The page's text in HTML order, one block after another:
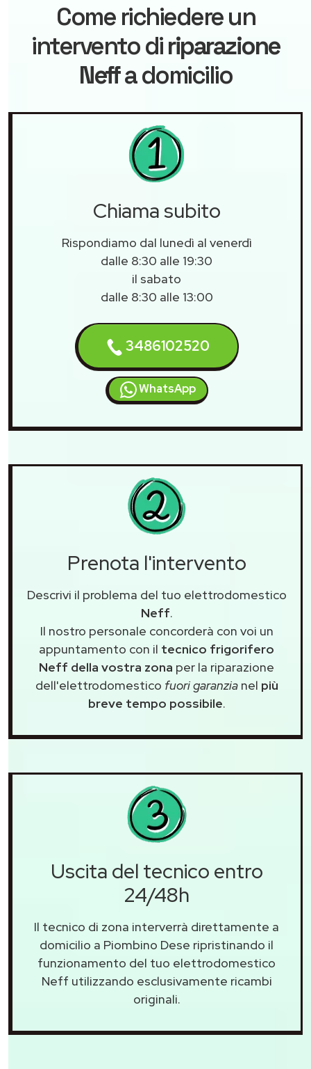
Come richiedere un
intervento diriparazione
Neffa domicilio
Chiama subito
Rispondiamo dal lunedì al venerdì
dalle 8:30 alle 19:30
il sabato
dalle 8:30 alle 13:00
3486102520
WhatsApp
Prenota l'intervento
Descrivi il problema del tuo elettrodomestico
Neff.
Il nostro personale concorderà con voi un
appuntamento con il tecnico frigorifero
Neff della vostra zona per la riparazione
dell'elettrodomestico fuori garanzianel più
breve tempo possibile.
Uscita del tecnico entro
24/48h
Il tecnico di zona interverrà direttamente a
domicilio a Piombino Dese ripristinando il
funzionamento del tuo elettrodomestico
Neff utilizzando esclusivamente ricambi
originali.